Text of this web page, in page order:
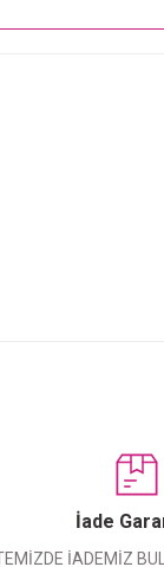
Yorum
İade
İADEMİZ